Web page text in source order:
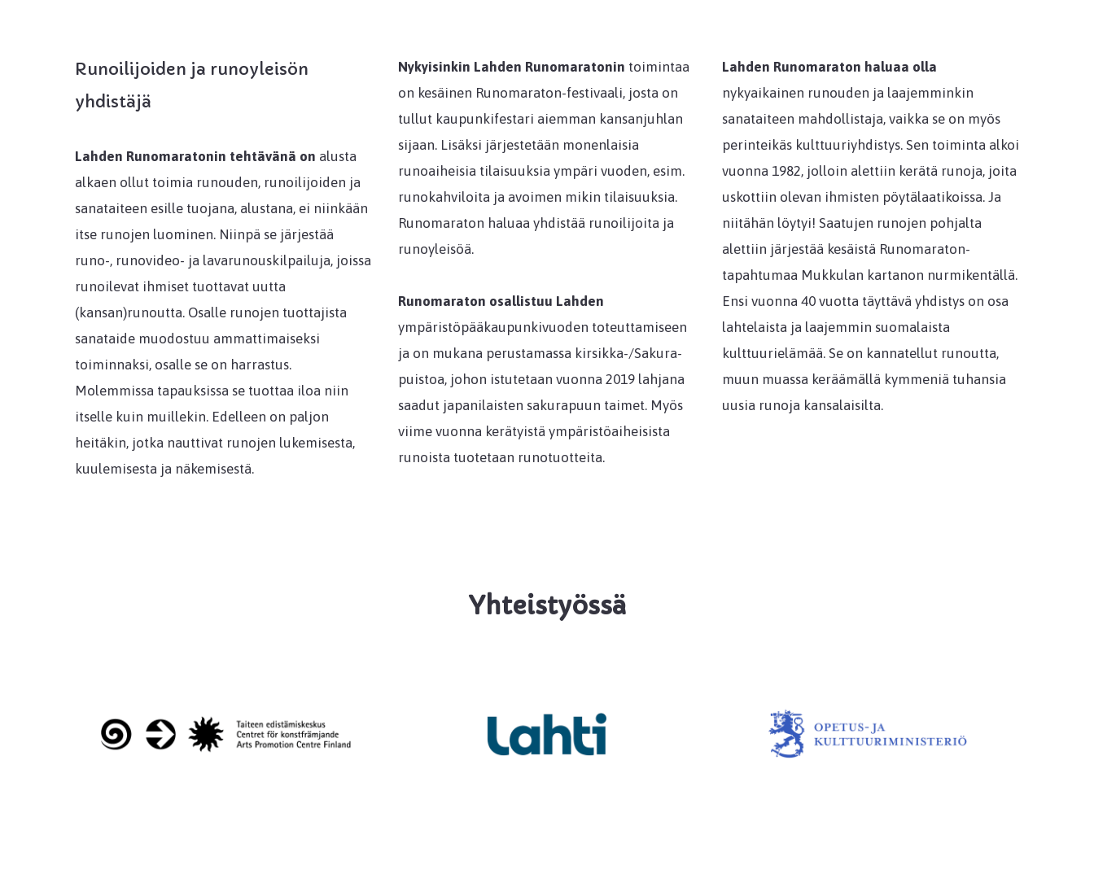
Runoilijoiden ja runoyleisön
yhdistäjä
Lahden Runomaratonin tehtävänä on alusta
alkaen ollut toimia runouden, runoilijoiden ja
sanataiteen esille tuojana, alustana, ei niinkään
itse runojen luominen. Niinpä se järjestää
runo-, runovideo- ja lavarunouskilpailuja, joissa
runoilevat ihmiset tuottavat uutta
(kansan)runoutta. Osalle runojen tuottajista
sanataide muodostuu ammattimaiseksi
toiminnaksi, osalle se on harrastus.
Molemmissa tapauksissa se tuottaa iloa niin
itselle kuin muillekin. Edelleen on paljon
heitäkin, jotka nauttivat runojen lukemisesta,
kuulemisesta ja näkemisestä.
Nykyisinkin Lahden Runomaratonin toimintaa
on kesäinen Runomaraton-festivaali, josta on
tullut kaupunkifestari aiemman kansanjuhlan
sijaan. Lisäksi järjestetään monenlaisia
runoaiheisia tilaisuuksia ympäri vuoden, esim.
runokahviloita ja avoimen mikin tilaisuuksia.
Runomaraton haluaa yhdistää runoilijoita ja
runoyleisöä.
Runomaraton osallistuu Lahden
ympäristöpääkaupunkivuoden toteuttamiseen
ja on mukana perustamassa kirsikka-/Sakura-
puistoa, johon istutetaan vuonna 2019 lahjana
saadut japanilaisten sakurapuun taimet. Myös
viime vuonna kerätyistä ympäristöaiheisista
runoista tuotetaan runotuotteita.
Lahden Runomaraton haluaa olla
nykyaikainen runouden ja laajemminkin
sanataiteen mahdollistaja, vaikka se on myös
perinteikäs kulttuuriyhdistys. Sen toiminta alkoi
vuonna 1982, jolloin alettiin kerätä runoja, joita
uskottiin olevan ihmisten pöytälaatikoissa. Ja
niitähän löytyi! Saatujen runojen pohjalta
alettiin järjestää kesäistä Runomaraton-
tapahtumaa Mukkulan kartanon nurmikentällä.
Ensi vuonna 40 vuotta täyttävä yhdistys on osa
lahtelaista ja laajemmin suomalaista
kulttuurielämää. Se on kannatellut runoutta,
muun muassa keräämällä kymmeniä tuhansia
uusia runoja kansalaisilta.
Yhteistyössä